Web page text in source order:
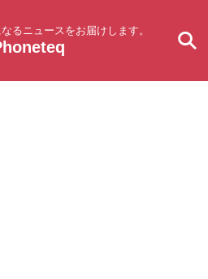
るニュースをお届けします。